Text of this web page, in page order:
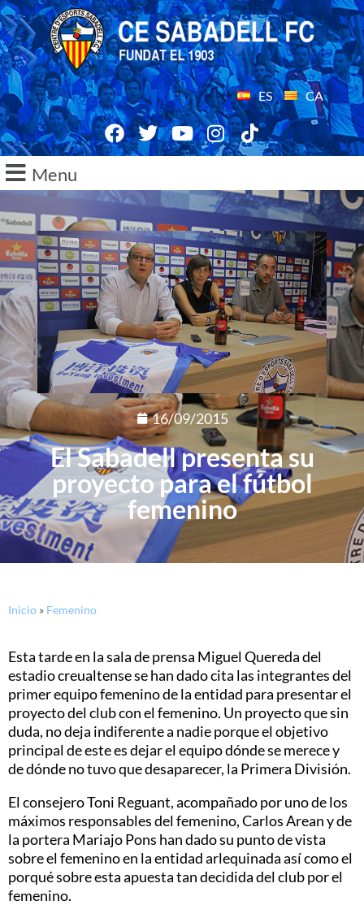
ES CA
Menu
16/09/2015
El Sabadell presenta su
proyecto para el fútbol
femenino
Inicio » Femenino
Esta tarde en la sala de prensa Miguel Quereda del
estadio creualtense se han dado cita las integrantes del
primer equipo femenino de la entidad para presentar el
proyecto del club con el femenino. Un proyecto que sin
duda, no deja indiferente a nadie porque el objetivo
principal de este es dejar el equipo dónde se merece y
de dónde no tuvo que desaparecer, la Primera División.
El consejero Toni Reguant, acompañado por uno de los
máximos responsables del femenino, Carlos Arean y de
la portera Mariajo Pons han dado su punto de vista
sobre el femenino en la entidad arlequinada así como el
porqué sobre esta apuesta tan decidida del club por el
femenino.